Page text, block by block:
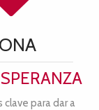
clave para dar a